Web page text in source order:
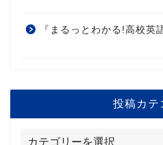
『まるっとわかる!高校英
投稿カテ